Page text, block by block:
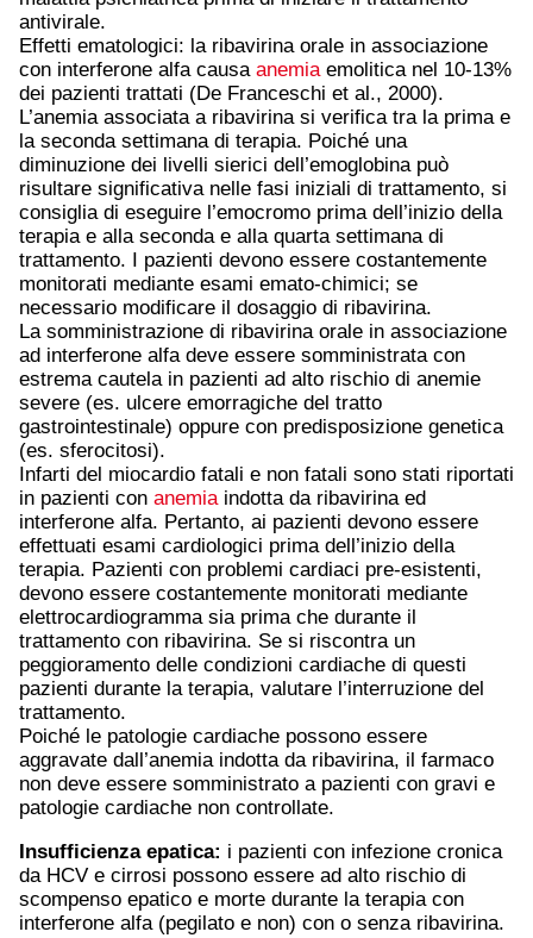
antivirale.
Effetti ematologici: la ribavirina orale in associazione
con interferone alfa causa anemiaemolitica nel 10-13%
dei pazienti trattati (De Franceschi et al., 2000).
L’anemia associata a ribavirina si verifica tra la prima e
la seconda settimana di terapia. Poiché una
diminuzione dei livelli sierici dell’emoglobina può
risultare significativa nelle fasi iniziali di trattamento, si
consiglia di eseguire l’emocromo prima dell’inizio della
terapia e alla seconda e alla quarta settimana di
trattamento. I pazienti devono essere costantemente
monitorati mediante esami emato-chimici; se
necessario modificare il dosaggio di ribavirina.
La somministrazione di ribavirina orale in associazione
ad interferone alfa deve essere somministrata con
estrema cautela in pazienti ad alto rischio di anemie
severe (es. ulcere emorragiche del tratto
gastrointestinale) oppure con predisposizione genetica
(es. sferocitosi).
Infarti del miocardio fatali e non fatali sono stati riportati
in pazienti con anemiaindotta da ribavirina ed
interferone alfa. Pertanto, ai pazienti devono essere
effettuati esami cardiologici prima dell’inizio della
terapia. Pazienti con problemi cardiaci pre-esistenti,
devono essere costantemente monitorati mediante
elettrocardiogramma sia prima che durante il
trattamento con ribavirina. Se si riscontra un
peggioramento delle condizioni cardiache di questi
pazienti durante la terapia, valutare l’interruzione del
trattamento.
Poiché le patologie cardiache possono essere
aggravate dall’anemia indotta da ribavirina, il farmaco
non deve essere somministrato a pazienti con gravi e
patologie cardiache non controllate.
Insufficienza epatica: i pazienti con infezione cronica
da HCV e cirrosi possono essere ad alto rischio di
scompenso epatico e morte durante la terapia con
interferone alfa (pegilato e non) con o senza ribavirina.